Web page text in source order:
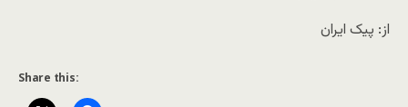
از: پیک ایران
Share this: